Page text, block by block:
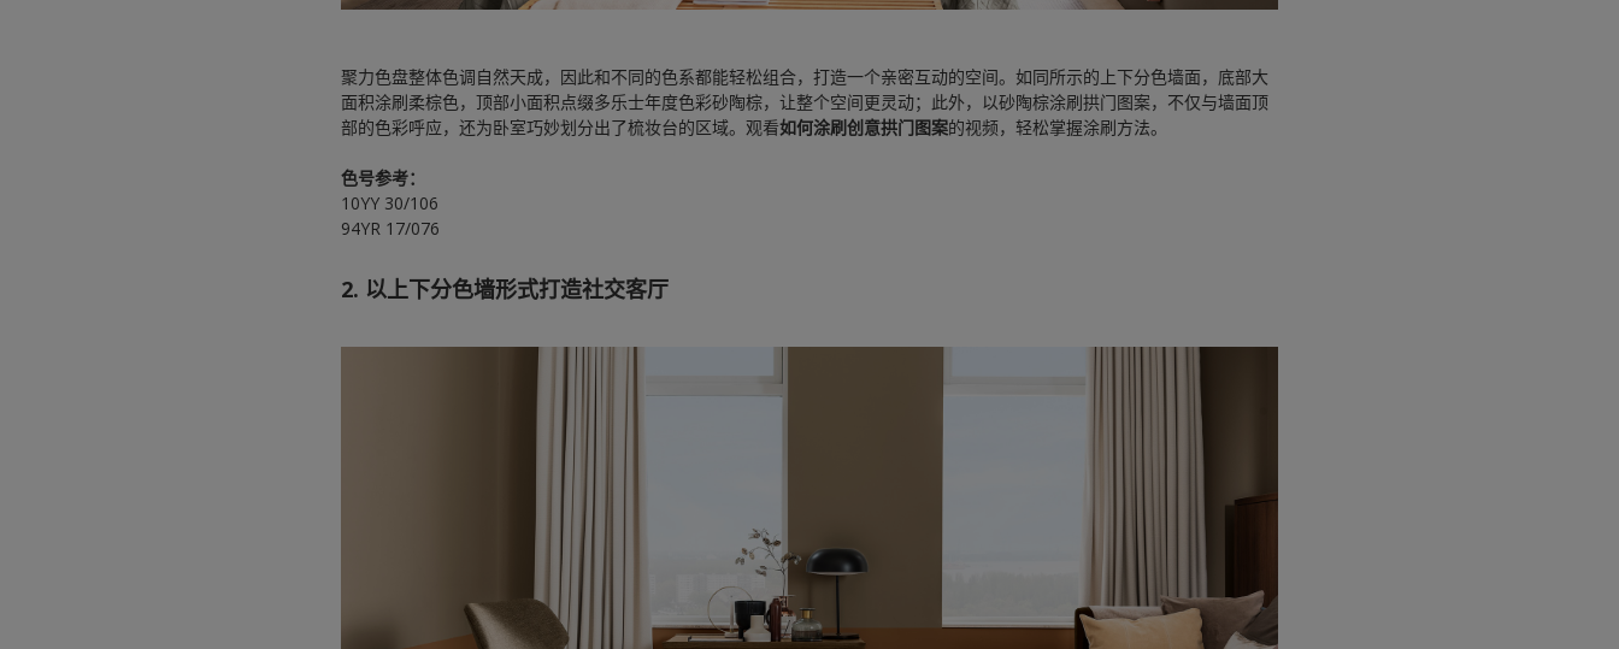
聚力色盘整体色调自然天成，因此和不同的色系都能轻松组合，打造一个亲密互动的空间。如同所示的上下分色墙面，底部大
面积涂刷柔棕色，顶部小面积点缀多乐士年度色彩砂陶棕，让整个空间更灵动；此外，以砂陶棕涂刷拱门图案，不仅与墙面顶
部的色彩呼应，还为卧室巧妙划分出了梳妆台的区域。观看如何涂刷创意拱门图案的视频，轻松掌握涂刷方法。
色号参考：
10YY 30/106
94YR 17/076
2. 以上下分色墙形式打造社交客厅